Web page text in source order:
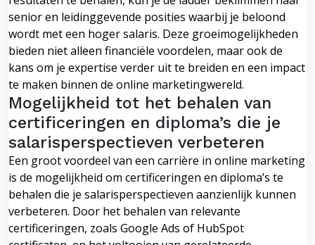
senior en leidinggevende posities waarbij je beloond
wordt met een hoger salaris. Deze groeimogelijkheden
bieden niet alleen financiële voordelen, maar ook de
kans om je expertise verder uit te breiden en een impact
te maken binnen de online marketingwereld.
Mogelijkheid tot het behalen van
certificeringen en diploma’s die je
salarisperspectieven verbeteren
Een groot voordeel van een carrière in online marketing
is de mogelijkheid om certificeringen en diploma’s te
behalen die je salarisperspectieven aanzienlijk kunnen
verbeteren. Door het behalen van relevante
certificeringen, zoals Google Ads of HubSpot